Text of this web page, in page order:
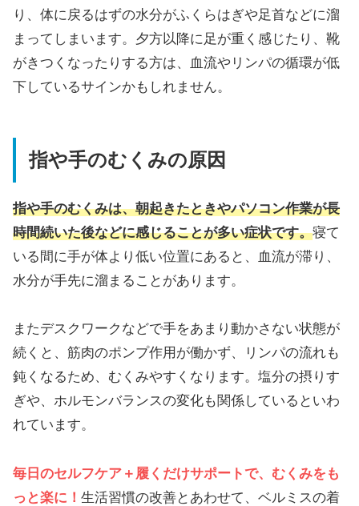
り、体に戻るはずの水分がふくらはぎや足首などに溜
まってしまいます。夕方以降に足が重く感じたり、靴
がきつくなったりする方は、血流やリンパの循環が低
下しているサインかもしれません。
指や手のむくみの原因
指や手のむくみは、朝起きたときやパソコン作業が長
時間続いた後などに感じることが多い症状です。寝て
いる間に手が体より低い位置にあると、血流が滞り、
水分が手先に溜まることがあります。
またデスクワークなどで手をあまり動かさない状態が
続くと、筋肉のポンプ作用が働かず、リンパの流れも
鈍くなるため、むくみやすくなります。塩分の摂りす
ぎや、ホルモンバランスの変化も関係しているといわ
れています。
毎日のセルフケア＋履くだけサポートで、むくみをも
っと楽に！ 生活習慣の改善とあわせて、ベルミスの着